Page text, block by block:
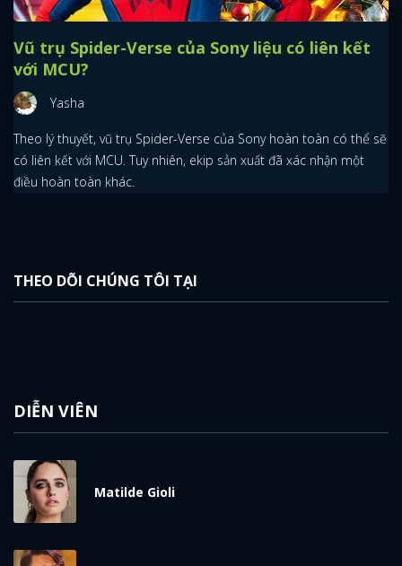
Vũ trụ Spider-Verse của Sony liệu có liên kết
với MCU?
Yasha
Theo lý thuyết, vũ trụ Spider-Verse của Sony hoàn toàn có thể sẽ
có liên kết với MCU. Tuy nhiên, ekip sản xuất đã xác nhận một
điều hoàn toàn khác.
THEO DÕI CHÚNG TÔI TẠI
DIỄN VIÊN
Matilde Gioli